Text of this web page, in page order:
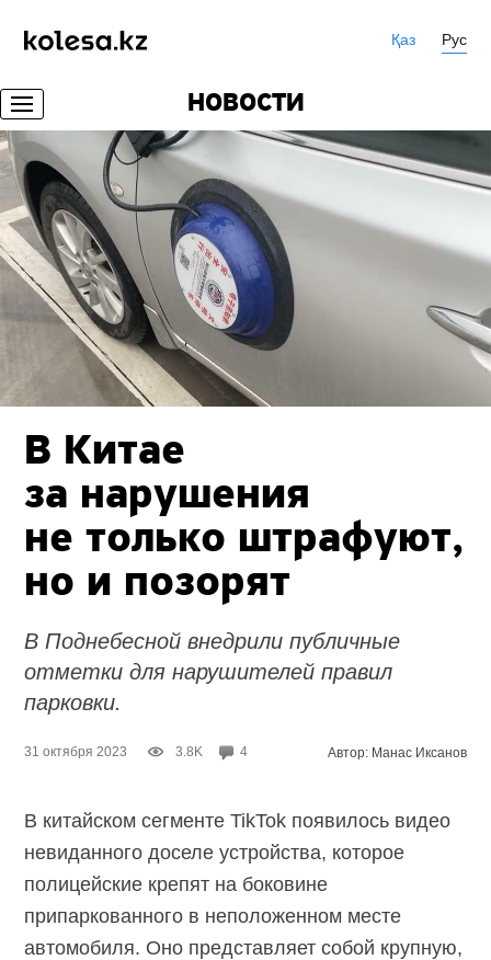
Қаз Рус
НОВОСТИ
В Китае
за нарушения
не только штрафуют,
но и позорят
В Поднебесной внедрили публичные
отметки для нарушителей правил
парковки.
31 октября 2023 3.8K 4 Автор: Манас Иксанов
В китайском сегменте TikTok появилось видео
невиданного доселе устройства, которое
полицейские крепят на боковине
припаркованного в неположенном месте
автомобиля. Оно представляет собой крупную,